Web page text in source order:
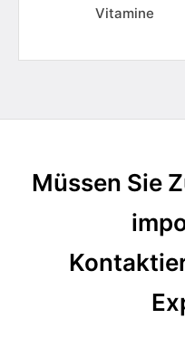
Vitamine
Müssen Sie